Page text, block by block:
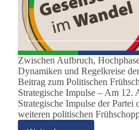
Zwischen Aufbruch,
Dynamiken und Regelkreise
Beitrag zum Politischen
Strategische Impulse – Am
Strategische Impulse der Partei
weiteren politischen